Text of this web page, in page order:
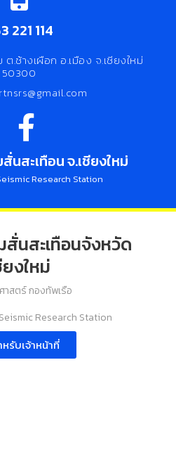
221 114
ต.ช้างเผือก อ.เมือง จ.เชียงใหม่
50300
นสะเทือน จ.เชียงใหม่
Research Station
นสะเทือนจังหวัด
ยงใหม่
าสตร์ กองทัพเรือ
Research Station
หรับเจ้าหน้าที่